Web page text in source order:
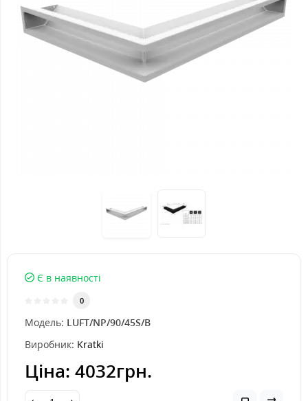
Є в наявності
0
Модель: LUFT/NP/90/45S/B
Виробник: Kratki
Ціна: 4032грн.